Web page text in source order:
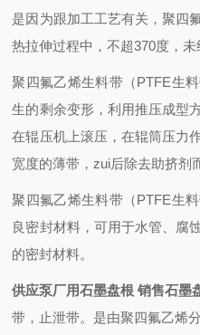
是因为跟加工工艺有关，聚四
热拉伸过程中，不超370度，未
聚四氟乙烯生料带（PTFE生
生的剩余变形，利用推压成型
在辊压机上滚压，在辊筒压力
宽度的薄带，zui后除去助挤剂
聚四氟乙烯生料带（PTFE生
良密封材料，可用于水管、腐
的密封材料。
供应泵厂用石墨盘根 销售石墨
带，止泄带。是由聚四氟乙烯